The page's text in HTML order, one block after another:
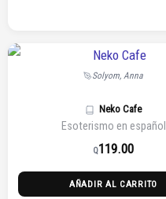
Solyom, Anna
Neko Cafe
Esoterismo en español
Q119.00
AÑADIR AL CARRITO